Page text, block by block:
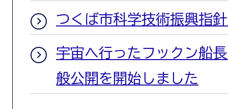
つくば市科学技術振興指
宇宙へ行ったフックン船
般公開を開始しました